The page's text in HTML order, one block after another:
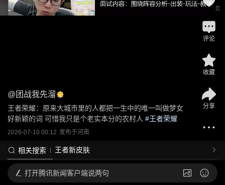
@ 团战我先溜
王者荣耀：原来大城市里的人都把一生中的唯一叫做梦女
好新颖的词 可惜我只是个老实本分的农村人 #王者荣耀
2026-07-10 00:12 发布于河南
相关搜索 王者新皮肤
评论
收藏
分享
打开腾讯新闻客户端说两句